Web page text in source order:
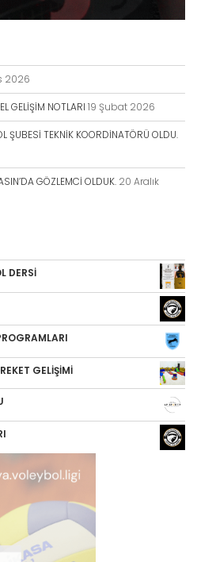
2026
GELİŞİM NOTLARI 19 Şubat 2026
ŞUBESİ TEKNİK KOORDİNATÖRÜ OLDU.
GÖZLEMCİ OLDUK. 20 Aralık
DERSİ
GELİŞİMİ